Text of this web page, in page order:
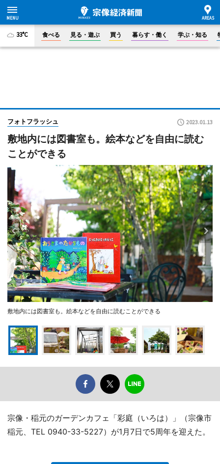
33°C 食べる 見る・遊ぶ 買う 暮らす・働く 学ぶ・知る
フォトフラッシュ 2023.01.13
敷地内には図書室も。絵本などを自由に読む
ことができる
敷地内には図書室も。絵本などを自由に読むことができる
宗像・稲元のガーデンカフェ「彩庭（いろは）」（宗像市
稲元、TEL 0940-33-5227）が1月7日で5周年を迎えた。